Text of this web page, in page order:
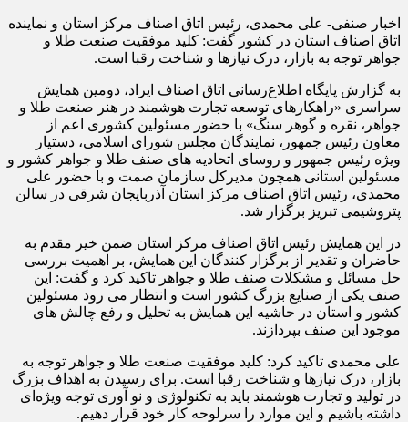
اخبار صنفی- علی محمدی، رئیس اتاق اصناف مرکز استان و نماینده
اتاق اصناف استان در کشور گفت: کلید موفقیت صنعت طلا و
جواهر توجه به بازار، درک نیازها و شناخت رقبا است.
به گزارش پایگاه اطلاع‌رسانی اتاق اصناف ایراد، دومین همایش
سراسری «راهکارهای توسعه تجارت هوشمند در هنر صنعت طلا و
جواهر، نقره و گوهر سنگ» با حضور مسئولین کشوری اعم از
معاون رئیس جمهور، نمایندگان مجلس شورای اسلامی، دستیار
ویژه رئیس جمهور و روسای اتحادیه های صنف طلا و جواهر کشور و
مسئولین استانی همچون مدیرکل سازمان صمت و با حضور علی
محمدی، رئیس اتاق اصناف مرکز استان آذربایجان شرقی در سالن
پتروشیمی تبریز برگزار شد.
در این همایش رئیس اتاق اصناف مرکز استان ضمن خیر مقدم به
حاضران و تقدیر از برگزار کنندگان این همایش، بر اهمیت بررسی
حل مسائل و مشکلات‌ صنف طلا و جواهر تاکید کرد و گفت: این
صنف یکی از صنایع بزرگ کشور است و انتظار می رود مسئولین
کشور و استان در حاشیه این همایش به تحلیل و رفع چالش های
موجود این صنف بپردازند.
علی محمدی تاکید کرد: کلید موفقیت صنعت طلا و جواهر توجه به
بازار، درک نیازها و شناخت رقبا است. برای رسیدن به اهداف بزرگ
در تولید و تجارت هوشمند باید به تکنولوژی و نو آوری توجه ویژه‌ای
داشته باشیم و این موارد را سرلوحه کار خود قرار دهیم.